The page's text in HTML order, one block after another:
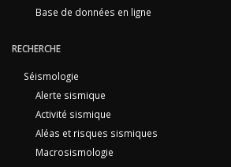
Base de données en ligne
RECHERCHE
Séismologie
Alerte sismique
Activité sismique
Aléas et risques sismiques
Macrosismologie